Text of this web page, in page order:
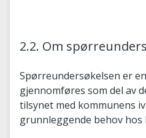
2.2. Om
Spørreundersøkelsen er
gjennomføres som del av
tilsynet med kommunens
grunnleggende behov hos